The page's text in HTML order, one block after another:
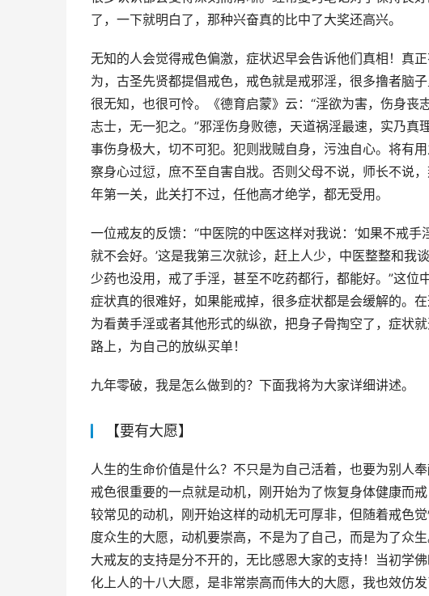
了，一下就明白了，那种兴奋真的比中了大奖还高兴。
无知的人会觉得戒色偏激，症状迟早会告诉他们真相！真
为，古圣先贤都提倡戒色，戒色就是戒邪淫，很多撸者脑
很无知，也很可怜。《德育启蒙》云：“淫欲为害，伤身
志士，无一犯之。”邪淫伤身败德，天道祸淫最速，实乃
事伤身极大，切不可犯。犯则戕贼自身，污浊自心。将有
察身心过愆，庶不至自害自戕。否则父母不说，师长不说
年第一关，此关打不过，任他高才绝学，都无受用。
一位戒友的反馈：“中医院的中医这样对我说：‘如果不戒
就不会好。’这是我第三次就诊，赶上人少，中医整整和我
少药也没用，戒了手淫，甚至不吃药都行，都能好。”这
症状真的很难好，如果能戒掉，很多症状都是会缓解的。
为看黄手淫或者其他形式的纵欲，把身子骨掏空了，症状
路上，为自己的放纵买单！
九年零破，我是怎么做到的？下面我将为大家详细讲述。
【要有大愿】
人生的生命价值是什么？不只是为自己活着，也要为别人
戒色很重要的一点就是动机，刚开始为了恢复身体健康而
较常见的动机，刚开始这样的动机无可厚非，但随着戒色
度众生的大愿，动机要崇高，不是为了自己，而是为了众
大戒友的支持是分不开的，无比感恩大家的支持！当初学
化上人的十八大愿，是非常崇高而伟大的大愿，我也效仿